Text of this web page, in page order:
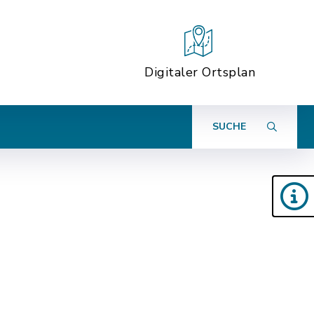
Digitaler Ortsplan
SUCHE